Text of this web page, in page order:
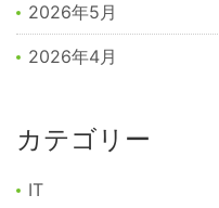
2026年5月
2026年4月
カテゴリー
IT